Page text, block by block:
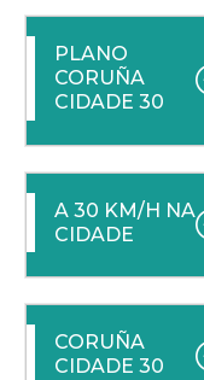
PLANO
CORUÑA
CIDADE 30
A 30 KM/H NA
CIDADE
CORUÑA
CIDADE 30